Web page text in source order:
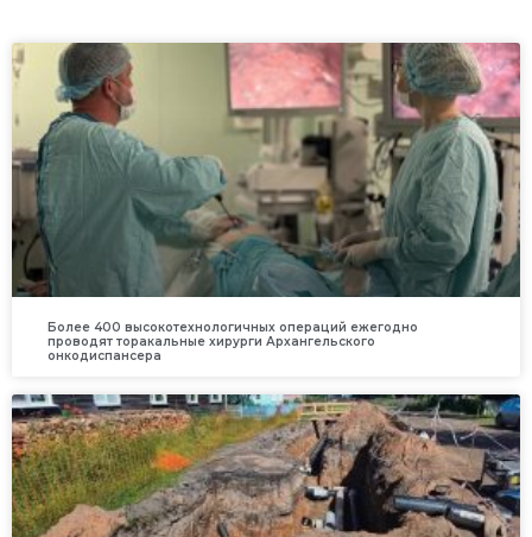
Более 400 высокотехнологичных операций ежегодно
проводят торакальные хирурги Архангельского
онкодиспансера